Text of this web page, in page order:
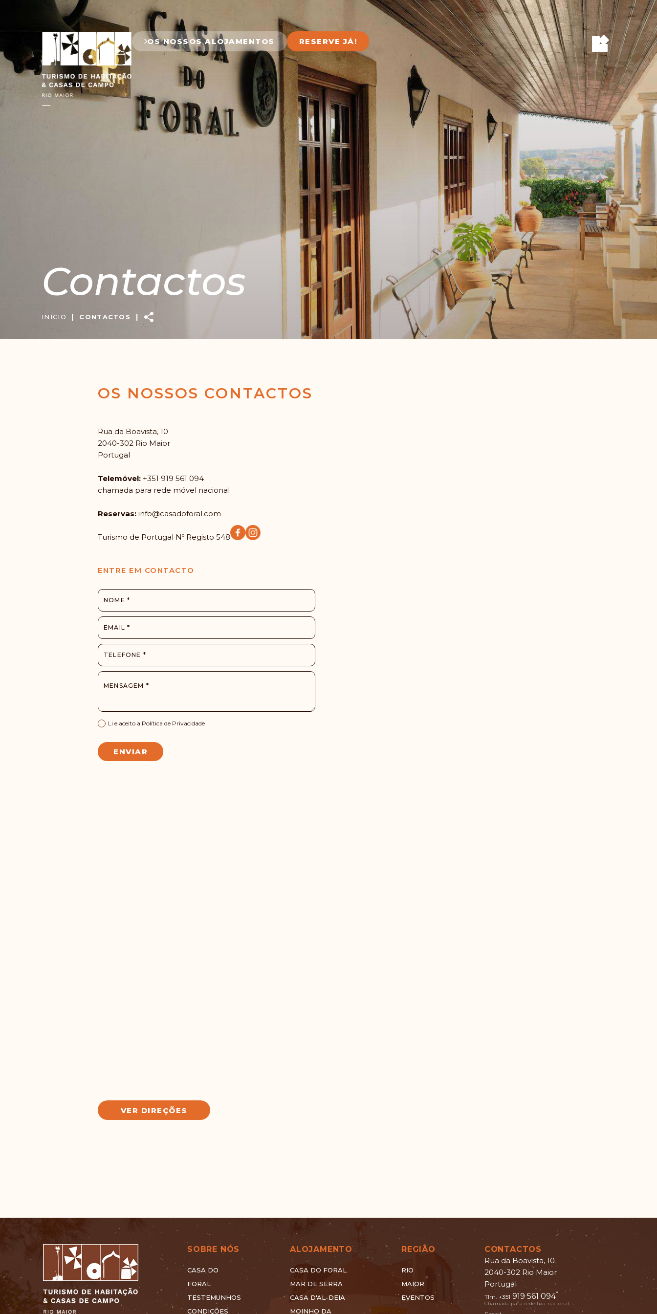
OS NOSSOS ALOJAMENTOS RESERVE JÁ!
Contactos
INÍCIO | CONTACTOS |
OS NOSSOS CONTACTOS
Rua da Boavista, 10
2040-302 Rio Maior
Portugal
Telemóvel: +351 919 561 094
chamada para rede móvel nacional
Reservas: info@casadoforal.com
Turismo de Portugal Nº Registo 548
ENTRE EM CONTACTO
NOME *
EMAIL *
TELEFONE *
MENSAGEM *
Li e aceito a Política de Privacidade
ENVIAR
VER DIREÇÕES
SOBRE NÓS
CASA DO
FORAL
TESTEMUNHOS
CONDIÇÕES
ALOJAMENTO
CASA DO FORAL
MAR DE SERRA
CASA D'AL-DEIA
MOINHO DA
REGIÃO
RIO
MAIOR
EVENTOS
CONTACTOS
Rua da Boavista, 10
2040-302 Rio Maior
Portugal
Tlm. +351 919 561 094*
Chamada para rede fixa nacional